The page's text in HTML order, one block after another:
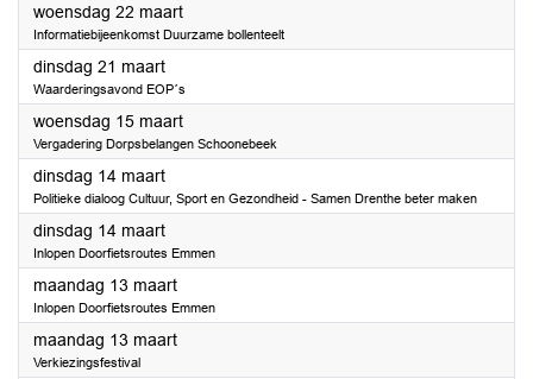
woensdag 22 maart2023
Informatiebijeenkomst Duurzame bollenteelt
dinsdag 21 maart2023
Waarderingsavond EOP´s
woensdag 15 maart2023
Vergadering Dorpsbelangen Schoonebeek
dinsdag 14 maart2023
Politieke dialoog Cultuur, Sport en Gezondheid - Samen Drenthe beter maken
dinsdag 14 maart2023
Inlopen Doorfietsroutes Emmen
maandag 13 maart2023
Inlopen Doorfietsroutes Emmen
maandag 13 maart2023
Verkiezingsfestival